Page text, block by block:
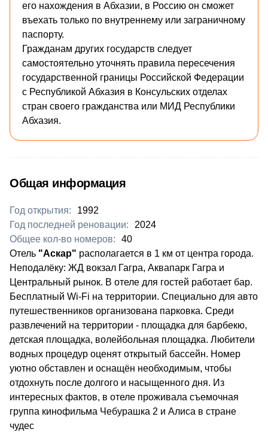
его нахождения в Абхазии, в Россию он сможет
въехать только по внутреннему или заграничному
паспорту.
Гражданам других государств следует
самостоятельно уточнять правила пересечения
государственной границы Российской Федерации
с Республикой Абхазия в Консульских отделах
стран своего гражданства или МИД Республики
Абхазия.
Общая информация
Год открытия:
1992
Год последней реновации:
2024
Общее кол-во номеров:
40
​Отель "Аскар" располагается в 1 км от центра города.
Неподалёку: ЖД вокзал Гагра, Аквапарк Гагра и
Центральный рынок. В отеле для гостей работает бар.
Бесплатный Wi-Fi на территории. Специально для авто
путешественников организована парковка. Среди
развлечений на территории - площадка для барбекю,
детская площадка, волейбольная площадка. Любители
водных процедур оценят открытый бассейн. Номер
уютно обставлен и оснащён необходимым, чтобы
отдохнуть после долгого и насыщенного дня. Из
интересных фактов, в отеле проживала съемочная
группа кинофильма Чебурашка 2 и Алиса в стране
чудес